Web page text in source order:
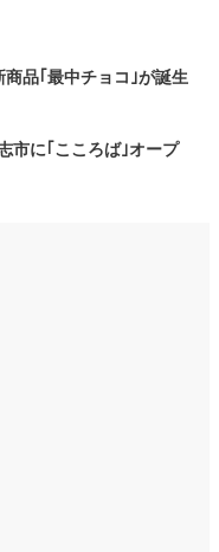
商品｢最中チョコ｣が誕生
市に｢こころば｣オープ